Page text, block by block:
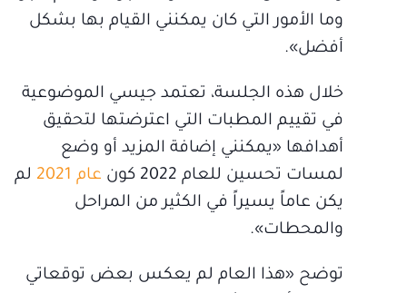
وما الأمور التي كان يمكنني القيام بها بشكل
أفضل».
خلال هذه الجلسة، تعتمد جيسي الموضوعية
في تقييم المطبات التي اعترضتها لتحقيق
أهدافها «يمكنني إضافة المزيد أو وضع
لمسات تحسين للعام 2022 كون
عام 2021
لم
يكن عاماً يسيراً في الكثير من المراحل
والمحطات».
توضح «هذا العام لم يعكس بعض توقعاتي